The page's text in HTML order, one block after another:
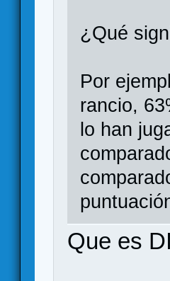
¿Qué
Por
rancio,
lo han
Que es